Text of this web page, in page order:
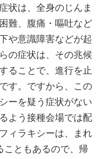
状は、全身のじんま
難、腹痛・嘔吐など
や意識障害などが起
の症状は、その兆候
ることで、進行を止
す。ですから、この
ーを疑う症状がない
よう接種会場では配
ィラキシーは、まれ
こともあるので、帰